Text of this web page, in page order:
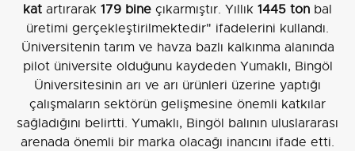
kat artırarak 179 bine çıkarmıştır. Yıllık 1445 ton bal
üretimi gerçekleştirilmektedir" ifadelerini kullandı.
Üniversitenin tarım ve havza bazlı kalkınma alanında
pilot üniversite olduğunu kaydeden Yumaklı, Bingöl
Üniversitesinin arı ve arı ürünleri üzerine yaptığı
çalışmaların sektörün gelişmesine önemli katkılar
sağladığını belirtti. Yumaklı, Bingöl balının uluslararası
arenada önemli bir marka olacağı inancını ifade etti.